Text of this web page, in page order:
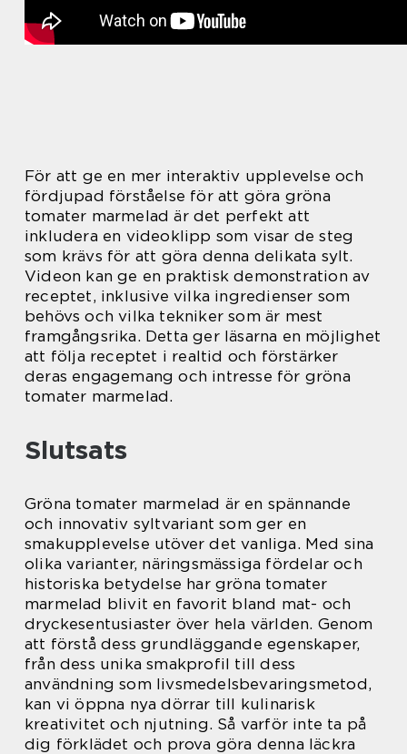
För att ge en mer interaktiv upplevelse och
fördjupad förståelse för att göra gröna
tomater marmelad är det perfekt att
inkludera en videoklipp som visar de steg
som krävs för att göra denna delikata sylt.
Videon kan ge en praktisk demonstration av
receptet, inklusive vilka ingredienser som
behövs och vilka tekniker som är mest
framgångsrika. Detta ger läsarna en möjlighet
att följa receptet i realtid och förstärker
deras engagemang och intresse för gröna
tomater marmelad.
Slutsats
Gröna tomater marmelad är en spännande
och innovativ syltvariant som ger en
smakupplevelse utöver det vanliga. Med sina
olika varianter, näringsmässiga fördelar och
historiska betydelse har gröna tomater
marmelad blivit en favorit bland mat- och
dryckesentusiaster över hela världen. Genom
att förstå dess grundläggande egenskaper,
från dess unika smakprofil till dess
användning som livsmedelsbevaringsmetod,
kan vi öppna nya dörrar till kulinarisk
kreativitet och njutning. Så varför inte ta på
dig förklädet och prova göra denna läckra